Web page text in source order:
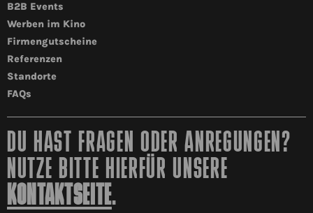
B2B Events
Werben im Kino
Firmengutscheine
Referenzen
Standorte
FAQs
DU HAST FRAGEN ODER ANREGUNGEN?
NUTZE BITTE HIERFÜR UNSERE
KONTAKTSEITE.